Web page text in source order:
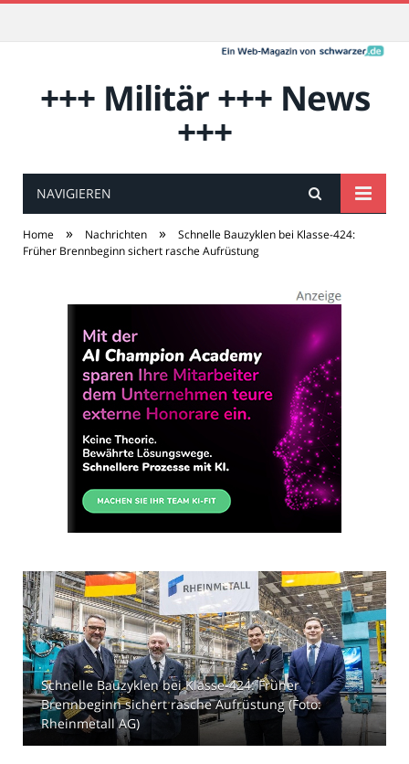
+++ Militär +++ News
+++
NAVIGIEREN
Home » Nachrichten »
Schnelle Bauzyklen bei Klasse-424:
Früher Brennbeginn sichert rasche Aufrüstung
Schnelle Bauzyklen bei Klasse-424: Früher
Brennbeginn sichert rasche Aufrüstung (Foto:
Rheinmetall AG)